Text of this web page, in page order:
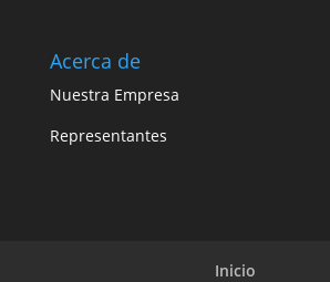
Acerca de
Nuestra Empresa
Representantes
Inicio